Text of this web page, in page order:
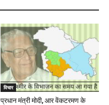
विचार
प्रधान मंत्री मोदी, आर वेंकटरमण के